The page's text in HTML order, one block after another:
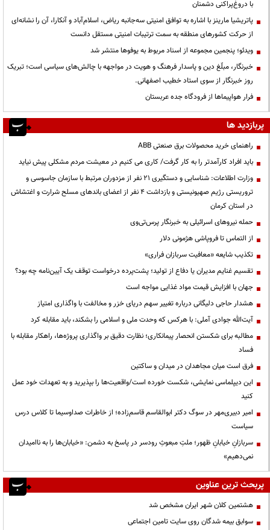
با دروغ‌پراکنی دشمنان
پاتریشیا مارینز با اشاره به توافق امنیتی سه‌جانبه ریاض، اسلام‌آباد و آنکارا، آن را نشانه‌ای
از حرکت کشورهای منطقه به سمت ترتیبات امنیتی مستقل دانست
ویدئو؛ پنجمین مجموعه از اسناد مربوط به یوفوها منتشر شد
خبرنگار، مبلّغ دین و پاسدار فرهنگ و هویت در مواجهه با چالش‌های سیاسی است؛ تبریک
روز خبرنگار از سوی استاد خطیب اصفهانی.
فرار هواپیماها از فرودگاه جده عربستان
پربازدید ها
راهنمای خرید محصولات برق صنعتی ABB
باید افراد کارآمدتر را به کار گرفت/ کاری می کنیم در معیشت مردم مشکلی پیش نیاید
وزارت اطلاعات: شناسایی و دستگیری ۲۱ نفر از مزدوران مرتبط با سازمان جاسوسی و
تروریستی رژیم صهیونیستی و بازداشت ۴ نفر از اعضای باندهای مسلح شرارت و اغتشاش
در استان کرمان
حمله نیروهای اسرائیلی به خبرنگار پرس‌تی‌وی
از التماس تا فروپاشی هژمونی دلار
تکذیب شایعه «معافیت سربازان فراری»
تقسیم غنایم مدیران یا دفاع از تولید؛ پشت‌پرده درخواست توقف یک آیین‌نامه چه بود؟
جهان با افزایش قیمت مواد غذایی مواجه است
هشدار حاجی دلیگانی درباره تغییر سهم دریای خزر و مخالفت با واگذاری امتیاز
آیت‌الله جوادی آملی: با هرکس که وحدت ملی و اسلامی را بشکند، باید مقابله کرد
مطالبه برای شکستن انحصار پیمانکاری؛ نظارت دقیق بر واگذاری پروژه‌ها، راهکار مقابله با
فساد
فرق است میان مجاهدان در میدان و ساکتین
این دیپلماسی نمایشی، شکست خورده است/واقعیت‌ها را بپذیرید و به تعهدات خود عمل
کنید
امیر دبیری‌مهر در سوگ دکتر ابوالقاسم قاسم‌زاده؛ از خاطرات صداوسیما تا کلاس درس
سیاست
سربازانِ خیابانِ ظهور؛ ملتِ مبعوثِ رودسر در پاسخ به دشمن: «خیابان‌ها را به ناامیدان
نمی‌دهیم»
پربحث ترین عناوین
هشتمین کلان شهر ایران مشخص شد
سوابق بیمه شدگان روی سایت تامین اجتماعی